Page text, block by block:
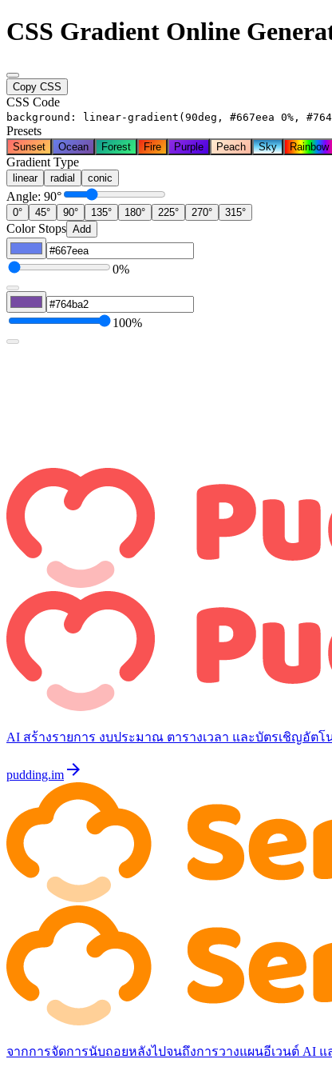
CSS Gradient Online
Copy CSS
CSS Code
background: linear-gradient(90deg, #667eea 0%,
Presets
Sunset Ocean Forest Fire Purple Peach Sky Rainbow
Gradient Type
linear radial conic
Angle: 90°
0° 45° 90° 135° 180° 225° 270° 315°
Color Stops Add
0%
100%
AI สร้างรายการ งบประมาณ ตารางเวลา และบัตรเชิญอัต
pudding.im arrow_forward
จากการจัดการนับถอยหลังไปจนถึงการวางแผนอีเวนต์ AI